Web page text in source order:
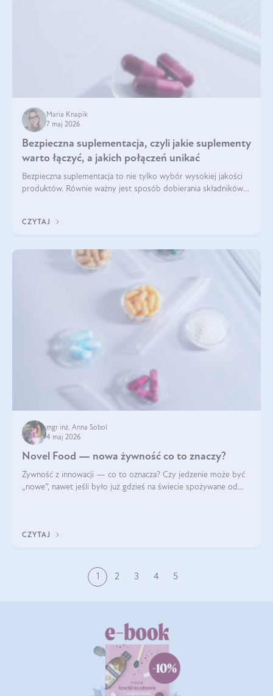
Maria Knapik
7 maj 2026
Bezpieczna suplementacja, czyli jakie suplementy
warto łączyć, a jakich połączeń unikać
Bezpieczna suplementacja to nie tylko wybór wysokiej jakości
produktów. Równie ważny jest sposób dobierania składników
CZYTAJ
mgr inż. Anna Sobol
4 maj 2026
Novel Food — nowa żywność co to znaczy?
Żywność z innowacji — co to oznacza? Czy jedzenie może być
„nowe”, nawet jeśli było już gdzieś na świecie spożywane od
CZYTAJ
1 2 3 4 5